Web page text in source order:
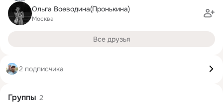
Ольга Воеводина(Пронькина)
Москва
Все друзья
2 подписчика
Группы 2